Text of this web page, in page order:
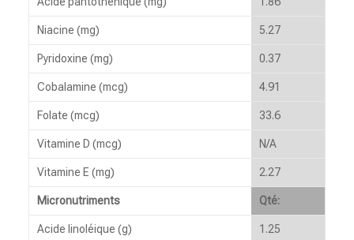
Niacine (mg) 5.27
Pyridoxine (mg) 0.37
Cobalamine (mcg) 4.91
Folate (mcg) 33.6
Vitamine D (mcg) N/A
Vitamine E (mg) 2.27
Micronutriments Qté:
Acide linoléique (g) 1.25